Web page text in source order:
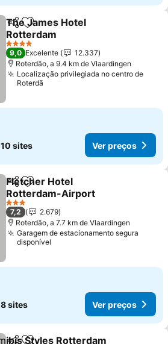
PartilharAdicionar aos favoritos
The James Hotel
Rotterdam
Ver preços
4 Estrelas
9,0 Excelente
12.337
Roterdão, a 9.4 km de Vlaardingen
Localização privilegiada no centro de
Roterdã
10 sites Ver preços
PartilharAdicionar aos favoritos
Fletcher Hotel
Rotterdam-Airport
Ver preços
3 Estrelas
7,2
2.679
Roterdão, a 7.7 km de Vlaardingen
Garagem de estacionamento segura
disponível
8 sites Ver preços
ibis Styles Rotterdam